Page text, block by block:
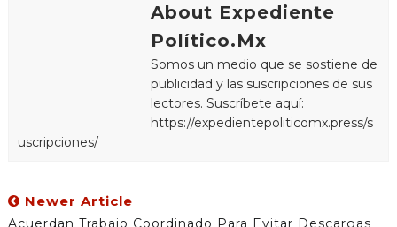
About Expediente
Político.Mx
Somos un medio que se sostiene de
publicidad y las suscripciones de sus
lectores. Suscríbete aquí:
https://expedientepoliticomx.press/s
uscripciones/
Newer Article
Acuerdan Trabajo Coordinado Para Evitar Descargas